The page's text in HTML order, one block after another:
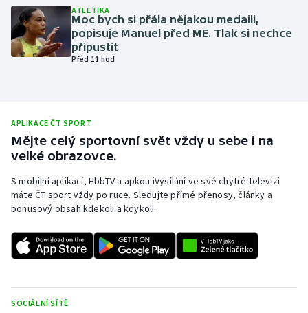
Parasport
Plavání
Ragby
Rychlobruslení
Rychlostní kanoistika
Sportovní střelba
Stolní tenis
ATLETIKA
Moc bych si přála nějakou medaili,
popisuje Manuel před ME. Tlak si nechce
připustit
Před 11 hod
APLIKACE ČT SPORT
Mějte celý sportovní svět vždy u sebe i na
velké obrazovce.
S mobilní aplikací, HbbTV a apkou iVysílání ve své chytré televizi
máte ČT sport vždy po ruce. Sledujte přímé přenosy, články a
bonusový obsah kdekoli a kdykoli.
SOCIÁLNÍ SÍTĚ